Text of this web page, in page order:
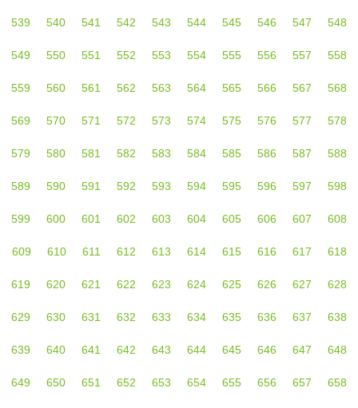
539 540 541 542 543 544 545 546 547 548
549 550 551 552 553 554 555 556 557 558
559 560 561 562 563 564 565 566 567 568
569 570 571 572 573 574 575 576 577 578
579 580 581 582 583 584 585 586 587 588
589 590 591 592 593 594 595 596 597 598
599 600 601 602 603 604 605 606 607 608
609 610 611 612 613 614 615 616 617 618
619 620 621 622 623 624 625 626 627 628
629 630 631 632 633 634 635 636 637 638
639 640 641 642 643 644 645 646 647 648
649 650 651 652 653 654 655 656 657 658